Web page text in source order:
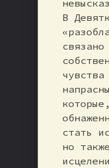
В
стать
но